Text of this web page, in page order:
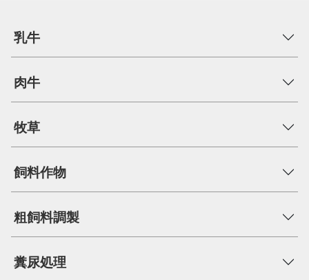
乳牛
肉牛
牧草
飼料作物
粗飼料調製
糞尿処理